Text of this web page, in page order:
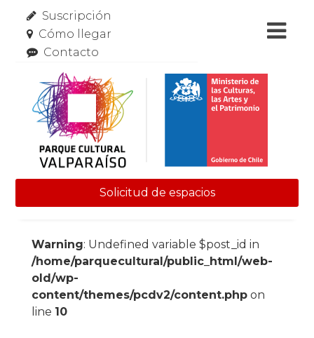
Suscripción
Cómo llegar
Contacto
Solicitud de espacios
Warning: Undefined variable $post_id in
/home/parquecultural/public_html/web-
old/wp-
content/themes/pcdv2/content.phpon
line 10